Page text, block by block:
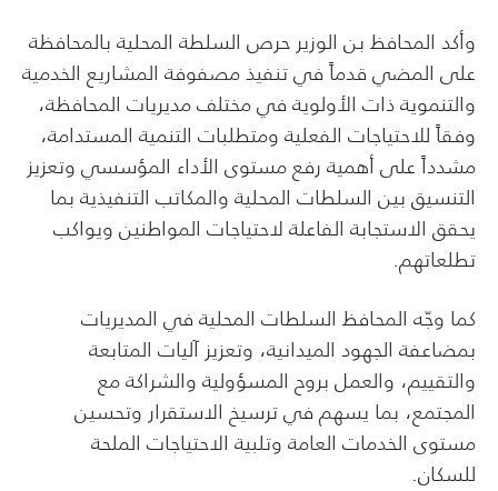
وأكد المحافظ بن الوزير حرص السلطة المحلية بالمحافظة
على المضي قدماً في تنفيذ مصفوفة المشاريع الخدمية
والتنموية ذات الأولوية في مختلف مديريات المحافظة،
وفقاً للاحتياجات الفعلية ومتطلبات التنمية المستدامة،
مشدداً على أهمية رفع مستوى الأداء المؤسسي وتعزيز
التنسيق بين السلطات المحلية والمكاتب التنفيذية بما
يحقق الاستجابة الفاعلة لاحتياجات المواطنين ويواكب
تطلعاتهم.
كما وجّه المحافظ السلطات المحلية في المديريات
بمضاعفة الجهود الميدانية، وتعزيز آليات المتابعة
والتقييم، والعمل بروح المسؤولية والشراكة مع
المجتمع، بما يسهم في ترسيخ الاستقرار وتحسين
مستوى الخدمات العامة وتلبية الاحتياجات الملحة
للسكان.